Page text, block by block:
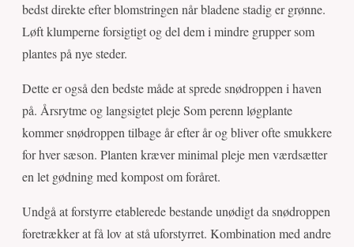
bedst direkte efter blomstringen når bladene stadig er grønne.
Løft klumperne forsigtigt og del dem i mindre grupper som
plantes på nye steder.
Dette er også den bedste måde at sprede snødroppen i haven
på. Årsrytme og langsigtet pleje Som perenn løgplante
kommer snødroppen tilbage år efter år og bliver ofte smukkere
for hver sæson. Planten kræver minimal pleje men værdsætter
en let gødning med kompost om foråret.
Undgå at forstyrre etablerede bestande unødigt da snødroppen
foretrækker at få lov at stå uforstyrret. Kombination med andre